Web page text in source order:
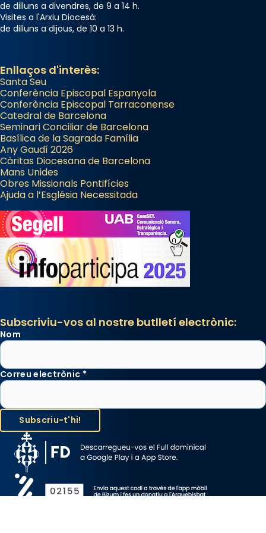
de dilluns a divendres, de 9 a 14 h.
Visites a l'Arxiu Diocesà:
de dilluns a dijous, de 10 a 13 h.
Enllaços d'interès:
Santa Seu
Conferència Episcopal Espanyola
Conferència Episcopal Tarraconense
Catedral de Barcelona
Seminari Conciliar de Barcelona
Basílica de la Sagrada Família
Any Gaudí 2026
Càritas Diocesana de Barcelona
Mans Unides
Obres Missionals Pontifícies
Ajuda a l’Església Necessitada
Subscriviu-vos al nostre butlletí electrònic:
Nom
Correu electrònic *